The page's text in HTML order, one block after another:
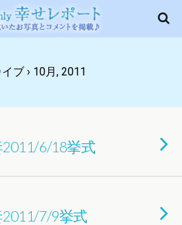
ブ › 10月, 2011
6/18挙式
7/9挙式